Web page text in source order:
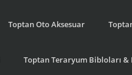
Toptan Oto Aksesuar
Toptan Teraryum Bibloları &